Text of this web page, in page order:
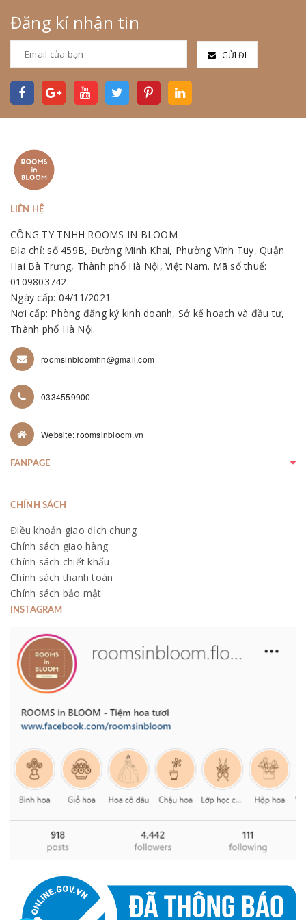
Đăng kí nhận tin
GỬI ĐI
LIÊN HỆ
CÔNG TY TNHH ROOMS IN BLOOM
Địa chỉ: số 459B, Đường Minh Khai, Phường Vĩnh Tuy, Quận
Hai Bà Trưng, Thành phố Hà Nội, Việt Nam. Mã số thuế:
0109803742
Ngày cấp: 04/11/2021
Nơi cấp: Phòng đăng ký kinh doanh, Sở kế hoạch và đầu tư,
Thành phố Hà Nội.
roomsinbloomhn@gmail.com
0334559900
Website: roomsinbloom.vn
FANPAGE
CHÍNH SÁCH
Điều khoản giao dịch chung
Chính sách giao hàng
Chính sách chiết khấu
Chính sách thanh toán
Chính sách bảo mật
INSTAGRAM